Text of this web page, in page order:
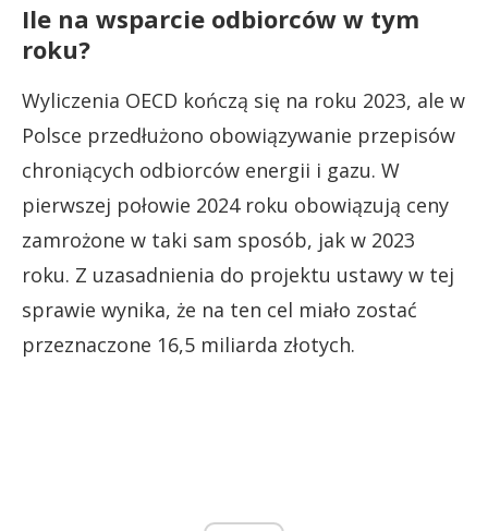
Ile na wsparcie odbiorców w tym
roku?
Wyliczenia OECD kończą się na roku 2023, ale w
Polsce przedłużono obowiązywanie przepisów
chroniących odbiorców energii i gazu. W
pierwszej połowie 2024 roku obowiązują ceny
zamrożone w taki sam sposób, jak w 2023
roku. Z uzasadnienia do projektu ustawy w tej
sprawie wynika, że na ten cel miało zostać
przeznaczone 16,5 miliarda złotych.